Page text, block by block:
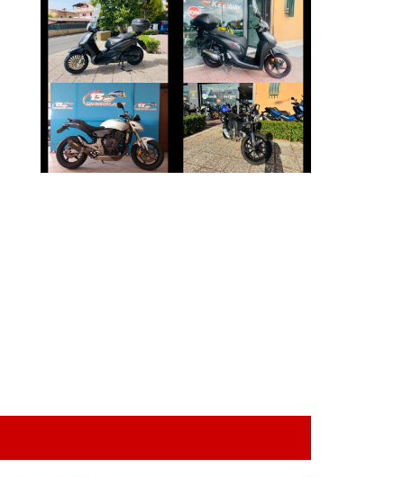
PIAGGIO
BEVERLY
€ 2.990 €
HONDA SH
€ 2.490 €
HONDA HORNET
€ 3.490 €
DUCATI
SCRAMBLER
€ 4.490 €